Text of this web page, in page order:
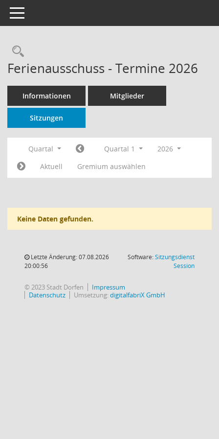
Toggle navigation
Rechercheauswahl
Ferienausschuss - Termine 2026
Informationen Mitglieder
Sitzungen
Quartal Quartal 1
2026
Aktuell
Gremium auswählen
Keine Daten gefunden.
Letzte Änderung: 07.08.2026
20:00:56
Software:Sitzungsdienst
Session(Wird in
© 2023 Stadt Dorfen
Impressum
Datenschutz
Umsetzung:digitalfabriX GmbH